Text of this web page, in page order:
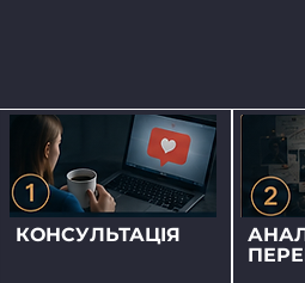
КОНСУЛЬТАЦІЯ